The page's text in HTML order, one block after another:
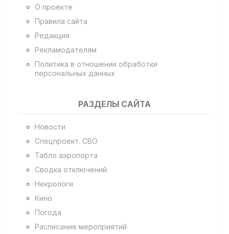
О проекте
Правила сайта
Редакция
Рекламодателям
Политика в отношении обработки
персональных данных
РАЗДЕЛЫ САЙТА
Новости
Спецпроект. СВО
Табло аэропорта
Сводка отключений
Некрологи
Кино
Погода
Расписание мероприятий